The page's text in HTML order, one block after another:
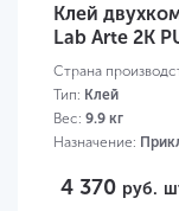
Клей
Lab Arte 2K
Страна
Тип: Клей
Вес: 9.9 кг
Назначение:
4 370 руб.